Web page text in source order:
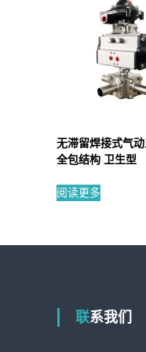
无滞留焊接式气
全包结构 卫生型
阅读更多
联系我们